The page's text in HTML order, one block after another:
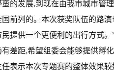
的发展,到现在由我市城市管
前列的。本次获奖队伍的路
提供一个更便利的出行方式
有差距,希望组委会能够提供孵
表示本次专题赛的整体效果